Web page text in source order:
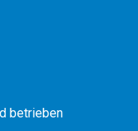
betrieben